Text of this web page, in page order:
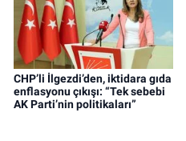
CHP’li İlgezdi’den, iktidara gıda
enflasyonu çıkışı: “Tek sebebi
AK Parti’nin politikaları”